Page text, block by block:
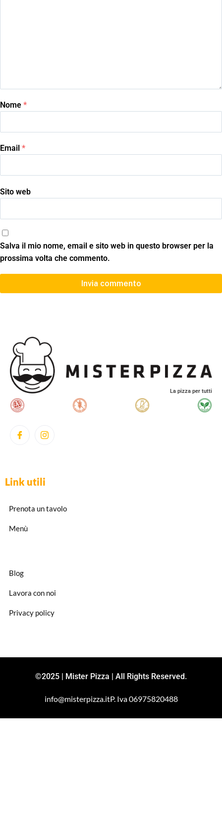
Nome *
Email *
Sito web
Salva il mio nome, email e sito web in questo browser per la
prossima volta che commento.
La pizza per tutti
Link utili
Prenota un tavolo
Menù
Blog
Lavora con noi
Privacy policy
©2025 | Mister Pizza | All Rights Reserved.
info@misterpizza.itP. Iva 06975820488